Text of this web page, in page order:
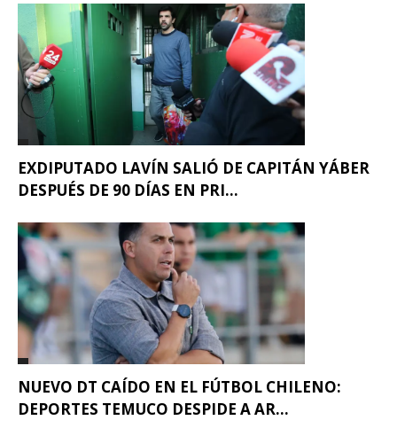
EXDIPUTADO LAVÍN SALIÓ DE CAPITÁN YÁBER
DESPUÉS DE 90 DÍAS EN PRI...
NUEVO DT CAÍDO EN EL FÚTBOL CHILENO:
DEPORTES TEMUCO DESPIDE A AR...